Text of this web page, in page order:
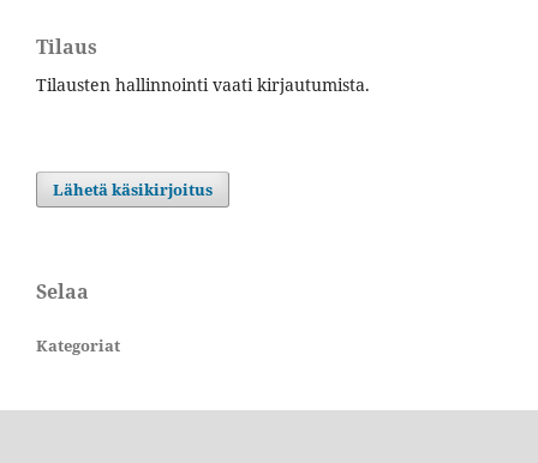
Tilaus
Tilausten hallinnointi vaati kirjautumista.
Lähetä käsikirjoitus
Selaa
Kategoriat